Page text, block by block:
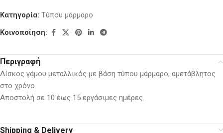
Κατηγορία: Τύπου μάρμαρο
Κοινοποίηση:
Περιγραφή
Δίσκος γάμου μεταλλικός με βάση τύπου μάρμαρο, αμετάβλητος
στο χρόνο.
Αποστολή σε 10 έως 15 εργάσιμες ημέρες.
Shipping & Delivery